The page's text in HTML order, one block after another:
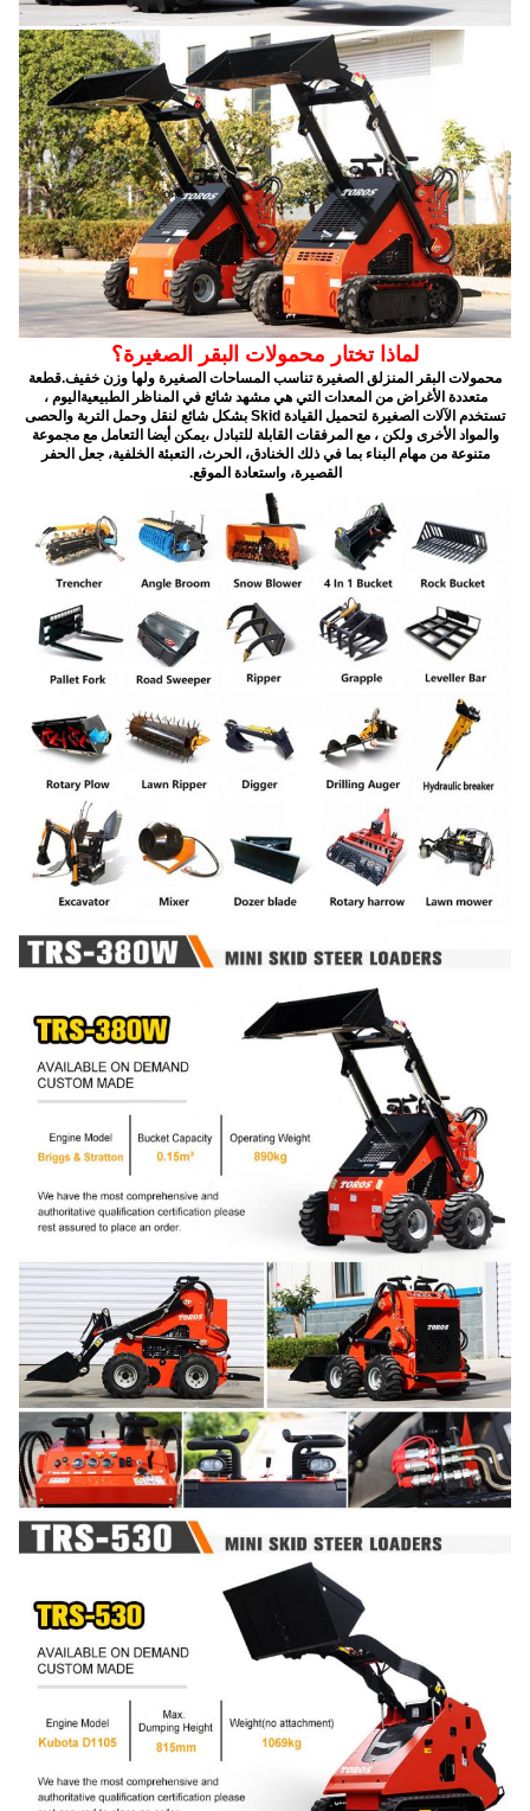
لماذا تختار محمولات البقر الصغيرة؟
محمولات البقر المنزلق الصغيرة تناسب المساحات الصغيرة ولها وزن خفيف.قطعة
متعددة الأغراض من المعدات التي هي مشهد شائع في المناظر الطبيعيةاليوم ،
تستخدم الآلات الصغيرة لتحميل القيادة Skid بشكل شائع لنقل وحمل التربة والحصى
والمواد الأخرى ولكن ، مع المرفقات القابلة للتبادل ،يمكن أيضا التعامل مع مجموعة
متنوعة من مهام البناء بما في ذلك الخنادق، الحرث، التعبئة الخلفية، جعل الحفر
القصيرة، واستعادة الموقع.